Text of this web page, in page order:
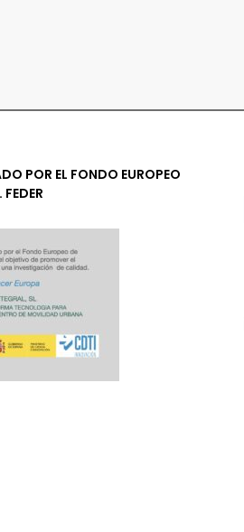
POR EL FONDO EUROPEO